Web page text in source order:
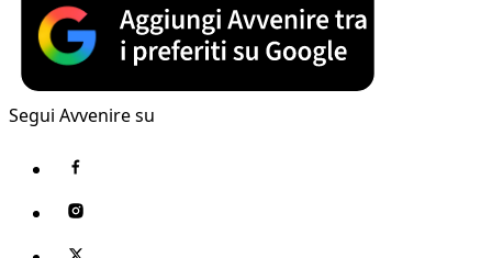
Segui Avvenire su